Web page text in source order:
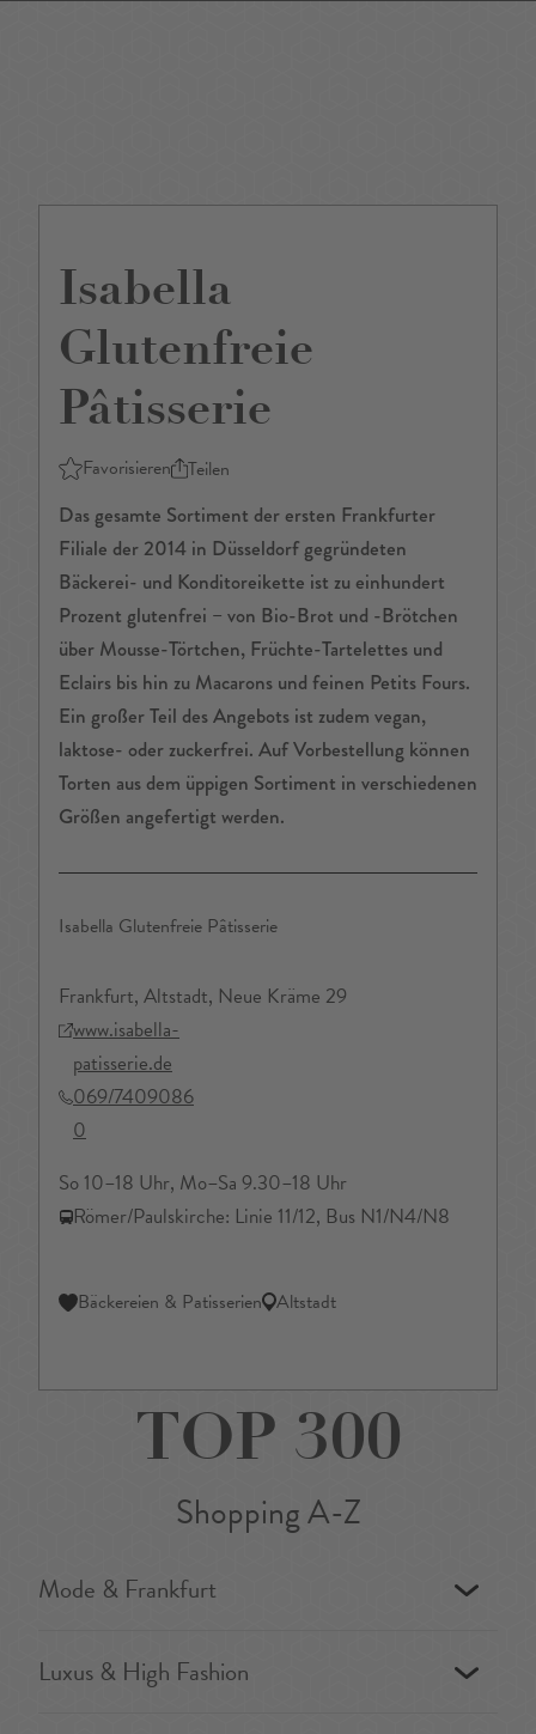
Isabella
Glutenfreie
Pâtisserie
Favorisieren Teilen
Das gesamte Sortiment der ersten Frankfurter
Filiale der 2014 in Düsseldorf gegründeten
Bäckerei- und Konditoreikette ist zu einhundert
Prozent glutenfrei – von Bio-Brot und -Brötchen
über Mousse-Törtchen, Früchte-Tartelettes und
Eclairs bis hin zu Macarons und feinen Petits Fours.
Ein großer Teil des Angebots ist zudem vegan,
laktose- oder zuckerfrei. Auf Vorbestellung können
Torten aus dem üppigen Sortiment in verschiedenen
Größen angefertigt werden.
Isabella Glutenfreie Pâtisserie
Frankfurt, Altstadt, Neue Kräme 29
www.isabella-
patisserie.de
069/7409086
0
So 10–18 Uhr, Mo–Sa 9.30–18 Uhr
Römer/Paulskirche: Linie 11/12, Bus N1/N4/N8
Bäckereien & Patisserien Altstadt
TOP 300
Shopping A-Z
Mode & Frankfurt
Luxus & High Fashion